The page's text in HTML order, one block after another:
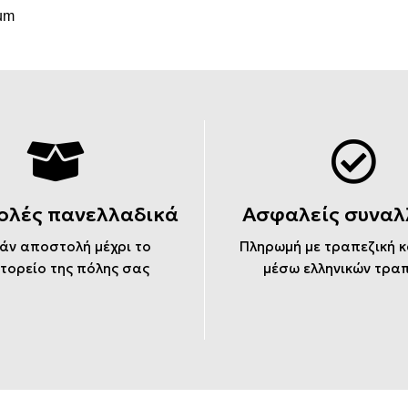
πανελλαδικά
αποστολή μέχρι το
της πόλης σας
Ασφαλείς
Πληρωμή με τραπεζική
μέσω ελληνικών